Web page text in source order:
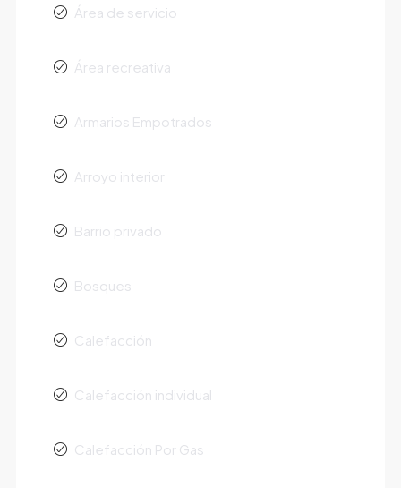
Área de servicio
Área recreativa
Armarios Empotrados
Arroyo interior
Barrio privado
Bosques
Calefacción
Calefacción individual
Calefacción Por Gas